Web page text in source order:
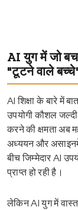
AI युग में जो
"टूटने वाले
AI शिक्षा के बारे में
उपयोगी कौशल
करने की क्षमता अब
अध्ययन और
बीच जिम्मेदार AI
प्राप्त हो रही है।
लेकिन AI युग में